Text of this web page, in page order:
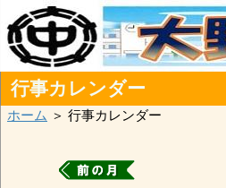
行事カレンダー
ホーム ＞ 行事カレンダー